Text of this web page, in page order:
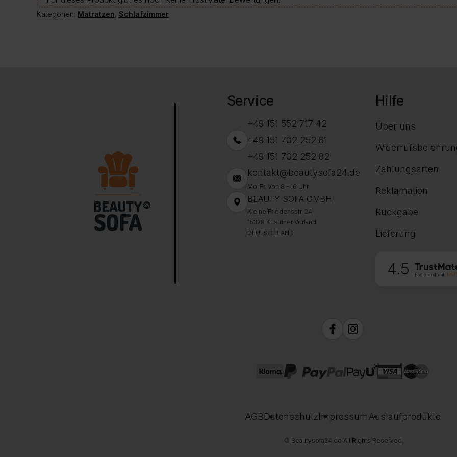
Kategorien: Matratzen, Schlafzimmer
Service
+49 151 552 717 42
+49 151 702 252 81
+49 151 702 252 82
kontakt@beautysofa24.de
Mo-Fr. Von 8 - 16 Uhr
BEAUTY SOFA GMBH
Kleine Friedensstr. 24
15328 Küstriner Vorland
DEUTSCHLAND
Hilfe
Über uns
Zahlungsarten
Reklamation
Rückgabe
Lieferung
4.5 Basierend auf 1997
AGBDatenschutzImpressumAuslaufprodukte
© Beautysofa24.de All Rights Reserved